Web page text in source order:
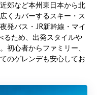
郊など本州東日本から北
くカバーするスキー・ス
発バス・JR新幹線・マイ
るため、出発スタイルや
初心者からファミリー、
のゲレンデも安心してお